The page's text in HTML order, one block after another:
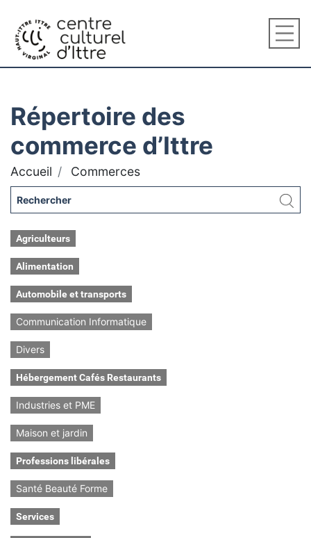
Répertoire des
commerce d’Ittre
Accueil Commerces
Agriculteurs
Alimentation
Automobile et transports
Communication Informatique
Divers
Hébergement Cafés Restaurants
Industries et PME
Maison et jardin
Professions libérales
Santé Beauté Forme
Services